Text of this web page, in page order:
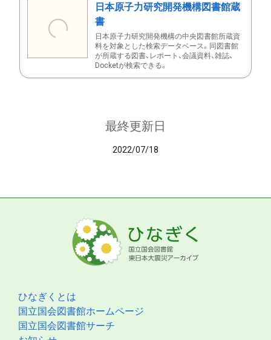
日本原子力研究開発機構図書館蔵
書
日本原子力研究開発機構の中央図書館所蔵資
料を対象とした検索データベース。同図書館
が所蔵する図書、レポート、会議資料、雑誌、
Docketが検索できる。
最終更新日
2022/07/18
ひなぎくとは
国立国会図書館ホームページ
国立国会図書館サーチ